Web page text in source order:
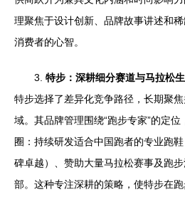
理聚焦于设计创新、品牌故事讲述和
消费者的心智。
3. 特步：深耕细分赛道与马拉松
特步选择了差异化竞争路径，长期聚
域。其品牌管理围绕“跑步专家”的定
圈：持续研发适合中国跑者的专业跑
碑卓越）、赞助大量马拉松赛事及跑
部。这种专注深耕的策略，使特步在